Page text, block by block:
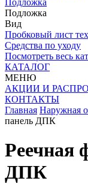
Подложка
Подложка
Вид
Пробковый лист
Средства по уходу
Посмотреть весь
КАТАЛОГ
МЕНЮ
АКЦИИ И
КОНТАКТЫ
Главная Наружная
панель ДПК
Реечная
ДПК